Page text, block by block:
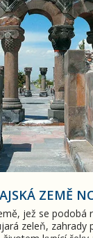
ZEMĚ
jež se podobá
zeleň, zahrady